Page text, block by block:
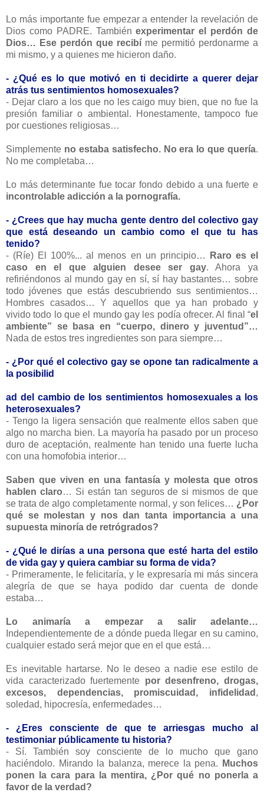
Lo más importante fue empezar a entender la revelación de
Dios como PADRE. Tambiénexperimentar el perdón de
Dios… Ese perdón que recibí me permitió perdonarme a
mi mismo, y a quienes me hicieron daño.
- ¿Qué es lo que motivó en ti decidirte a querer dejar
atrás tus sentimientos homosexuales?
- Dejar claro a los que no les caigo muy bien, que no fue la
presión familiar o ambiental. Honestamente, tampoco fue
por cuestiones religiosas…
Simplemente no estaba satisfecho. No era lo que quería.
No me completaba…
Lo más determinante fue tocar fondo debido a una fuerte e
incontrolable adicción a la pornografía.
- ¿Crees que hay mucha gente dentro del colectivo gay
que está deseando un cambio como el que tu has
tenido?
- (Ríe) El 100%... al menos en un principio…
Raro es el
caso en el que alguien desee ser gay. Ahora ya
refiriéndonos al mundo gay en sí, sí hay bastantes… sobre
todo jóvenes que estás descubriendo sus sentimientos…
Hombres casados… Y aquellos que ya han probado y
vivido todo lo que el mundo gay les podía ofrecer. Al final “el
ambiente” se basa en “cuerpo, dinero y juventud”…
Nada de estos tres ingredientes son para siempre…
- ¿Por qué el colectivo gay se opone tan radicalmente a
la posibilid
ad del cambio de los sentimientos homosexuales a los
heterosexuales?
- Tengo la ligera sensación que realmente ellos saben que
algo no marcha bien. La mayoría ha pasado por un proceso
duro de aceptación, realmente han tenido una fuerte lucha
con una homofobia interior…
Saben que viven en una fantasía y molesta que otros
hablen claro… Si están tan seguros de si mismos de que
se trata de algo completamente normal, y son felices… ¿Por
qué se molestan y nos dan tanta importancia a una
supuesta minoría de retrógrados?
- ¿Qué le dirías a una persona que esté harta del estilo
de vida gay y quiera cambiar su forma de vida?
- Primeramente, le felicitaría, y le expresaría mi más sincera
alegría de que se haya podido dar cuenta de donde
estaba…
Lo animaría a empezar a salir adelante…
Independientemente de a dónde pueda llegar en su camino,
cualquier estado será mejor que en el que está…
Es inevitable hartarse. No le deseo a nadie ese estilo de
vida caracterizado fuertemente por desenfreno, drogas,
excesos, dependencias, promiscuidad, infidelidad ,
soledad, hipocresía, enfermedades…
- ¿Eres consciente de que te arriesgas mucho al
testimoniar públicamente tu historia?
- Sí. También soy consciente de lo mucho que gano
haciéndolo. Mirando la balanza, merece la pena.
Muchos
ponen la cara para la mentira, ¿Por qué no ponerla a
favor de la verdad?